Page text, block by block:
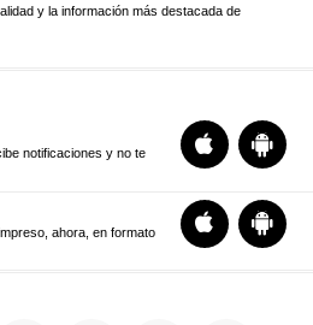
y la información más destacada de
notificaciones y no te
ahora, en formato